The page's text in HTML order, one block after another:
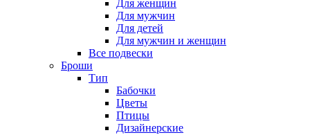
Для женщин
Для мужчин
Для детей
Для мужчин и женщин
Все подвески
Броши
Тип
Бабочки
Цветы
Птицы
Дизайнерские